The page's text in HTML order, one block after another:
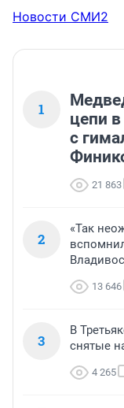
Новости СМИ2
1
цепи
с
21 863
2
«Так
13 646
3
В
снятые
4 265